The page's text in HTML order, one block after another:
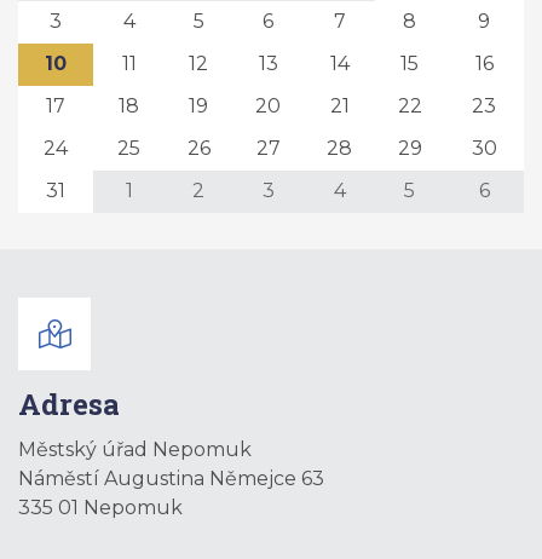
3
4 5 6 7 8
9
10
11 12 13 14 15
16
17
18 19 20 21 22
23
24
25 26 27 28 29
30
31
1 2 3 4 5 6
Adresa
Městský úřad Nepomuk
Náměstí Augustina Němejce 63
335 01 Nepomuk